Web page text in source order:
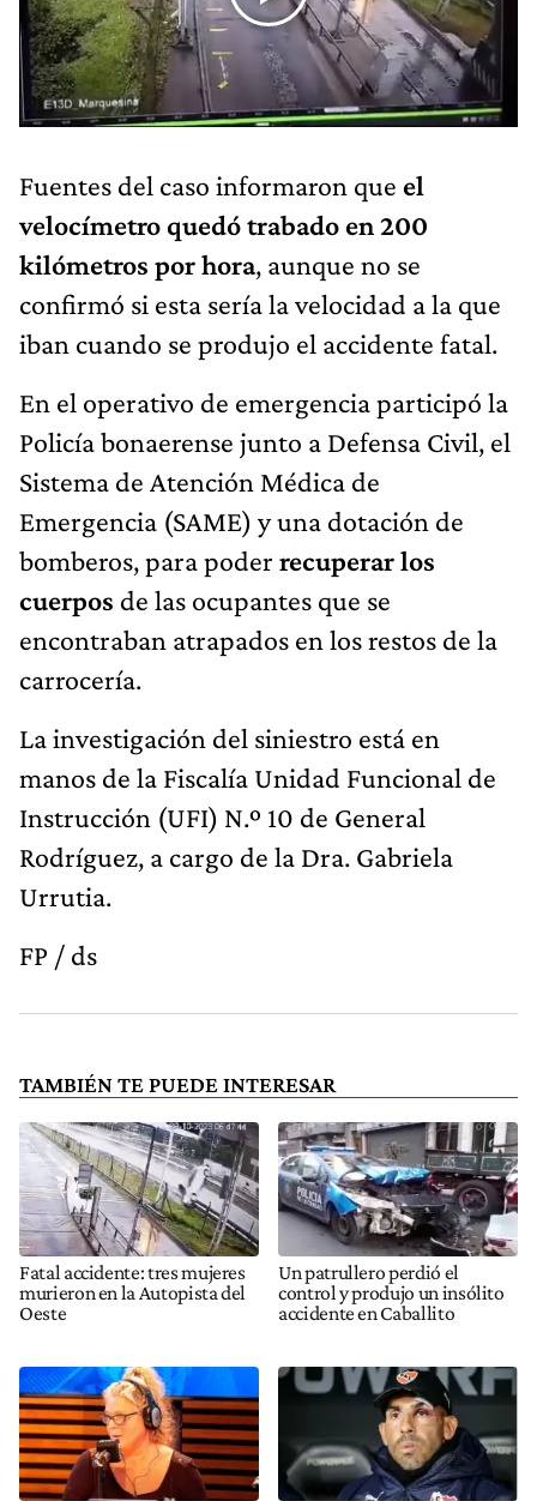
Fuentes del caso informaron que el
velocímetro quedó trabado en 200
kilómetros por hora, aunque no se
confirmó si esta sería la velocidad a la que
iban cuando se produjo el accidente fatal.
En el operativo de emergencia participó la
Policía bonaerense junto a Defensa Civil, el
Sistema de Atención Médica de
Emergencia (SAME) y una dotación de
bomberos, para poder recuperar los
cuerpos de las ocupantes que se
encontraban atrapados en los restos de la
carrocería.
La investigación del siniestro está en
manos de la Fiscalía Unidad Funcional de
Instrucción (UFI) N.º 10 de General
Rodríguez, a cargo de la Dra. Gabriela
Urrutia.
FP / ds
TAMBIÉN TE PUEDE INTERESAR
Fatal accidente: tres mujeres
murieron en la Autopista del
Oeste
Un patrullero perdió el
control y produjo un insólito
accidente en Caballito